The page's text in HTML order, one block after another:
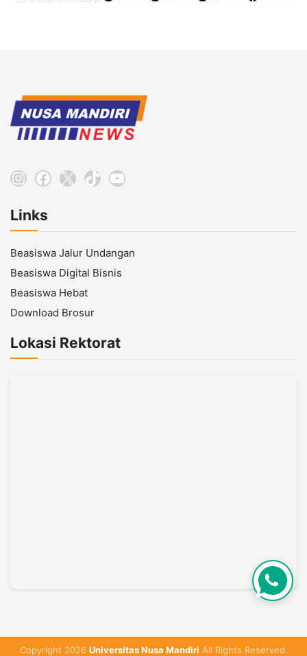
Instagram
Facebook
X TikTokYouTube
Links
Beasiswa Jalur Undangan
Beasiswa Digital Bisnis
Beasiswa Hebat
Download Brosur
Lokasi Rektorat
Copyright 2026 Universitas Nusa Mandiri All Rights Reserved.